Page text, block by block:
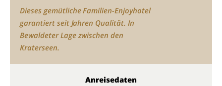
Dieses gemütliche Familien-Enjoyhotel
garantiert seit Jahren Qualität. In
Bewaldeter Lage zwischen den
Kraterseen.
Anreisedaten